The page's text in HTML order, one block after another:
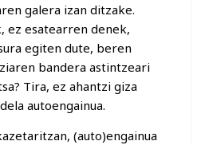
galera izan ditzake.
ez esatearren denek,
egiten dute, beren
bandera astintzeari
Tira, ez ahantzi giza
autoengainua.
(auto)engainua